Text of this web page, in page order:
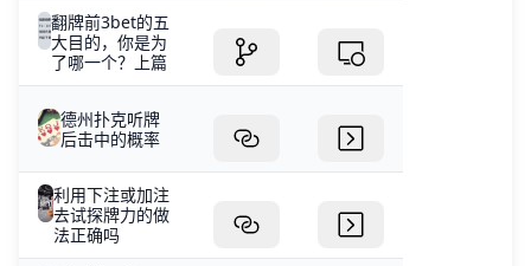
翻牌前3bet的五
大目的，你是为
了哪一个？上篇
德州扑克听牌
后击中的概率
利用下注或加注
去试探牌力的做
法正确吗